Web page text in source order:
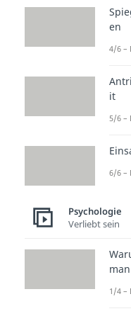
in
en
4/6 –
it
5/6 –
6/6 –
Psychologie
Verliebt sein
1/4 –